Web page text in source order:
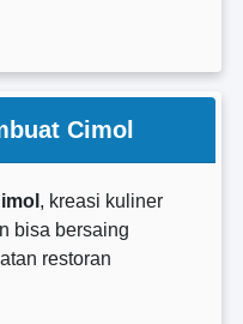
Cimol
, kreasi kuliner
bisa bersaing
restoran